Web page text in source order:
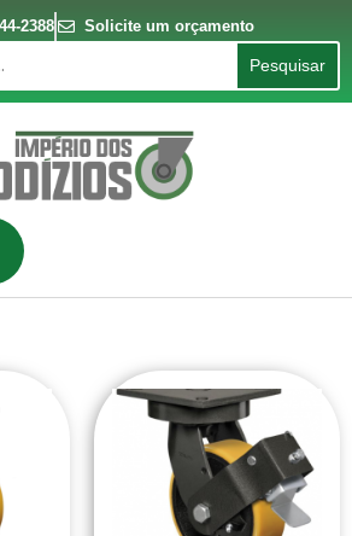
2388
Solicite um orçamento
Pesquisar